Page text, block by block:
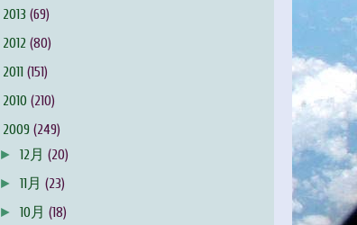
2013 (69)
2012 (80)
2011 (151)
2010 (210)
2009 (249)
►12月(20)
►11月(23)
►10月(18)